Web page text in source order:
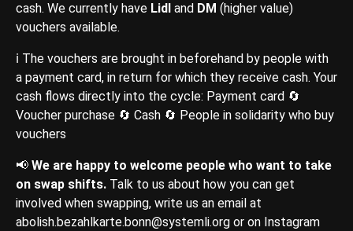
cash. We currently have Lidl and DM (higher value)
vouchers available.
ℹ️ The vouchers are brought in beforehand by people with
a payment card, in return for which they receive cash. Your
cash flows directly into the cycle: Payment card 🔄
Voucher purchase 🔄 Cash 🔄 People in solidarity who buy
vouchers
📢 We are happy to welcome people who want to take
on swap shifts. Talk to us about how you can get
involved when swapping, write us an email at
abolish.bezahlkarte.bonn@systemli.org or on Instagram